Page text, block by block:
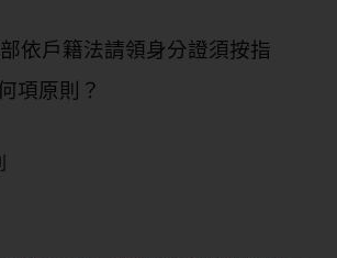
依戶籍法請領身分證須按指
項原則？